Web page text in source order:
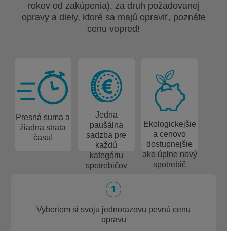
rokov od zakúpenia), za druh požadovanej
opravy a diely, ktoré sa majú opraviť, poznáte
cenu vopred!
Presná suma a
žiadna strata
času!
Jedna
paušálna
sadzba pre
každú
kategóriu
spotrebičov
Ekologickejšie
a cenovo
dostupnejšie
ako úplne nový
spotrebič
Vyberiem si svoju jednorazovu pevnú cenu
opravu